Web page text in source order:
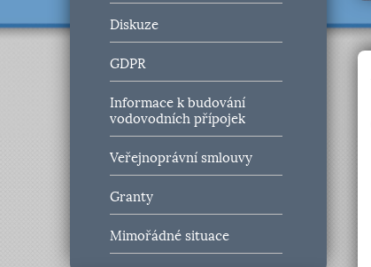
Diskuze
GDPR
Informace k budování
vodovodních přípojek
Veřejnoprávní smlouvy
Granty
Mimořádné situace